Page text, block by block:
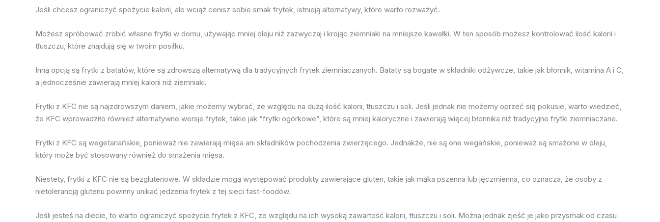
Jeśli chcesz ograniczyć spożycie kalorii, ale wciąż cenisz sobie smak frytek, istnieją alternatywy, które warto rozważyć.
Możesz spróbować zrobić własne frytki w domu, używając mniej oleju niż zazwyczaj i krojąc ziemniaki na mniejsze kawałki. W ten sposób możesz kontrolować ilość kalorii i
tłuszczu, które znajdują się w twoim posiłku.
Inną opcją są frytki z batatów, które są zdrowszą alternatywą dla tradycyjnych frytek ziemniaczanych. Bataty są bogate w składniki odżywcze, takie jak błonnik, witamina A i C,
a jednocześnie zawierają mniej kalorii niż ziemniaki.
Frytki z KFC nie są najzdrowszym daniem, jakie możemy wybrać, ze względu na dużą ilość kalorii, tłuszczu i soli. Jeśli jednak nie możemy oprzeć się pokusie, warto wiedzieć,
że KFC wprowadziło również alternatywne wersje frytek, takie jak “frytki ogórkowe”, które są mniej kaloryczne i zawierają więcej błonnika niż tradycyjne frytki ziemniaczane.
Frytki z KFC są wegetariańskie, ponieważ nie zawierają mięsa ani składników pochodzenia zwierzęcego. Jednakże, nie są one wegańskie, ponieważ są smażone w oleju,
który może być stosowany również do smażenia mięsa.
Niestety, frytki z KFC nie są bezglutenowe. W składzie mogą występować produkty zawierające gluten, takie jak mąka pszenna lub jęczmienna, co oznacza, że osoby z
nietolerancją glutenu powinny unikać jedzenia frytek z tej sieci fast-foodów.
Jeśli jesteś na diecie, to warto ograniczyć spożycie frytek z KFC, ze względu na ich wysoką zawartość kalorii, tłuszczu i soli. Można jednak zjeść je jako przysmak od czasu